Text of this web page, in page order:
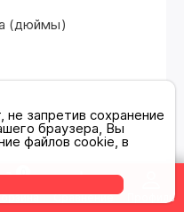
(дюймы)
не запретив сохранение
браузера, Вы
файлов cookie, в
Сравнение Профиль